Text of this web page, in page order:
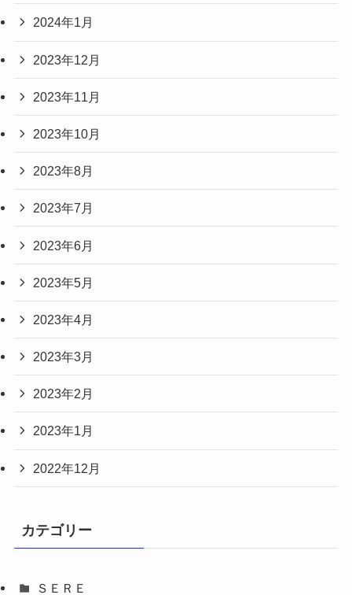
2024年1月
2023年12月
2023年11月
2023年10月
2023年8月
2023年7月
2023年6月
2023年5月
2023年4月
2023年3月
2023年2月
2023年1月
2022年12月
カテゴリー
ＳＥＲＥ